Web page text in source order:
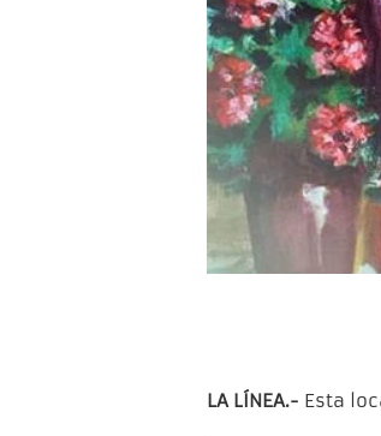
LA LÍNEA.- Esta